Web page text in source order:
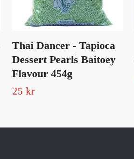
Thai Dancer - Tapioca
Dessert Pearls Baitoey
Flavour 454g
25 kr